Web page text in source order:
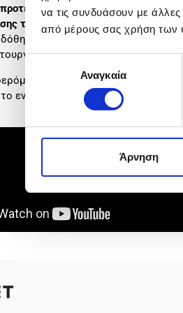
να τις συνδυάσουν με
από μέρους σας χρήση των
Επιλογή
συγκατάθεσηςΑναγκαία
Άρνηση
εφαρμογή
της Εθνικής Στρατηγικής Έξυπνης
πληροφόρηση για τις
τους, καθώς και για τις
επιθυμούν πρόσθετη
ενημερωτικό υλικόεδώ καθώς